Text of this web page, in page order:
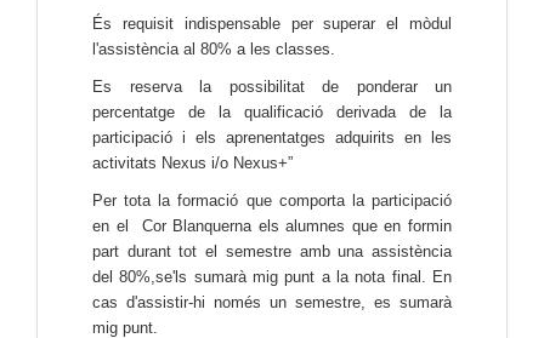
És requisit indispensable per superar el mòdul
l'assistència al 80% a les classes.
Es reserva la possibilitat de ponderar un
percentatge de la qualificació derivada de la
participació i els aprenentatges adquirits en les
activitats Nexus i/o Nexus+”
Per tota la formació que comporta la participació
en el Cor Blanquerna els alumnes que en formin
part durant tot el semestre amb una assistència
del 80%,se'ls sumarà mig punt a la nota final. En
cas d'assistir-hi només un semestre, es sumarà
mig punt.